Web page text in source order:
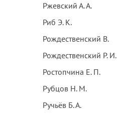
Ржевский А. А.
Риб Э. К.
Рождественский В.
Рождественский Р. И.
Ростопчина Е. П.
Рубцов Н. М.
Ручьёв Б. А.